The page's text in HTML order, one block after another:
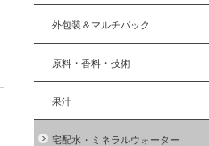
外包装＆マルチパック
原料・香料・技術
果汁
宅配水・ミネラルウォーター